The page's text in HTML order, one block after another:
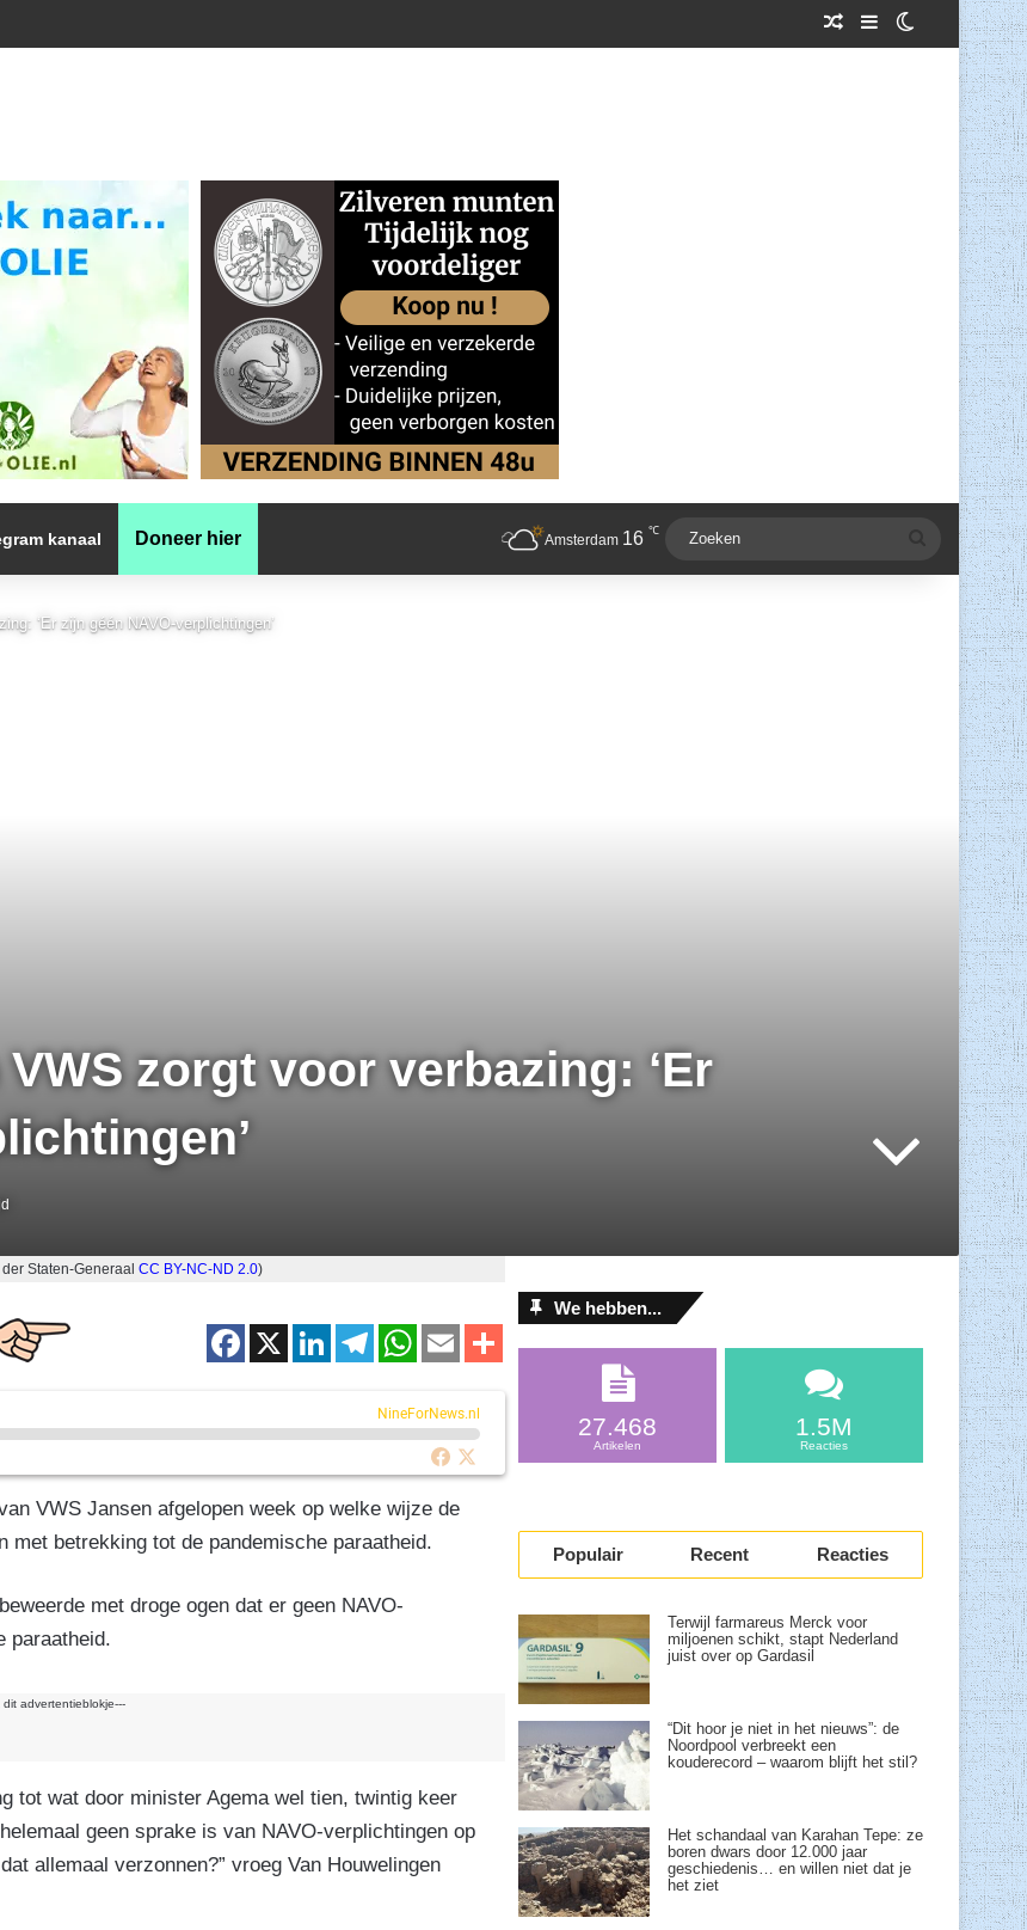
Willekeurig Artikel
SidebarSwitch skin
kanaal Doneer hier Amsterdam 16 ℃ Zoeken
‘Er zijn géén NAVO-verplichtingen’
zorgt voor verbazing: ‘Er
Staten-Generaal CC BY-NC-ND 2.0)
F
c
b
o
k
X
Li
k
dI
n
T
e
a
m
W
at
s
A
p
E
ail
D
n
NineForNews.nl
VWS Jansen afgelopen week op welke wijze de
betrekking tot de pandemische paraatheid.
met droge ogen dat er geen NAVO-
paraatheid.
advertentieblokje---
tot wat door minister Agema wel tien, twintig keer
geen sprake is van NAVO-verplichtingen op
allemaal verzonnen?” vroeg Van Houwelingen
We hebben...
27.468
Artikelen
1.5M
Reacties
Populair Recent Reacties
Terwijl farmareus Merck voor
miljoenen schikt, stapt Nederland
juist over op Gardasil
“Dit hoor je niet in het nieuws”: de
Noordpool verbreekt een
kouderecord – waarom blijft het stil?
Het schandaal van Karahan Tepe: ze
boren dwars door 12.000 jaar
geschiedenis… en willen niet dat je
het ziet